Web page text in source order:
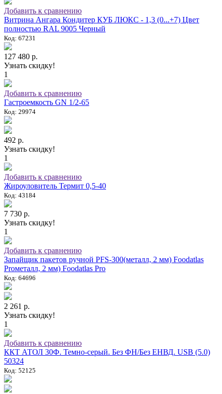
Добавить к сравнению
Витрина Ангара Кондитер КУБ ЛЮКС - 1,3 (0...+7) Цвет
полностью RAL 9005 Черный
Код: 67231
127 480 р.
Узнать скидку!
1
Добавить к сравнению
Гастроемкость GN 1/2-65
Код: 29974
492 р.
Узнать скидку!
1
Добавить к сравнению
Жироуловитель Термит 0,5-40
Код: 43184
7 730 р.
Узнать скидку!
1
Добавить к сравнению
Запайщик пакетов ручной PFS-300(металл, 2 мм) Foodatlas
Proметалл, 2 мм) Foodatlas Pro
Код: 64696
2 261 р.
Узнать скидку!
1
Добавить к сравнению
ККТ АТОЛ 30Ф. Темно-серый. Без ФН/Без ЕНВД. USB (5.0)
50324
Код: 52125